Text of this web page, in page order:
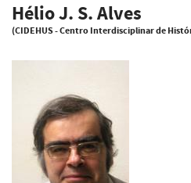
Hélio J. S. Alves
(CIDEHUS - Centro Interdisciplinar de